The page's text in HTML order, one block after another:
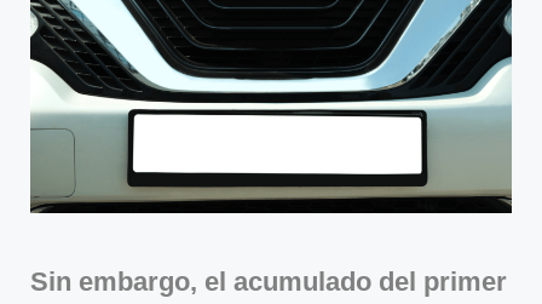
Sin embargo, el acumulado del primer